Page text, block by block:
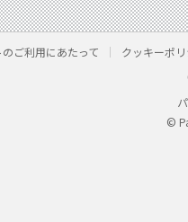
ご利用にあたって クッキーポ
©